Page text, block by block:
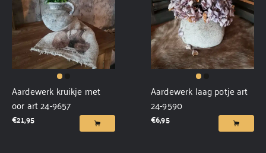
Aardewerk kruikje met
oor art 24-9657
€21,95
Aardewerk laag potje art
24-9590
€6,95